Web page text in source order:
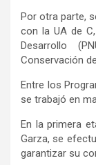
Por otra parte,
con la UA de
Desarrollo
Conservación
Entre los
se trabajó en
En la primera
Garza, se
garantizar su